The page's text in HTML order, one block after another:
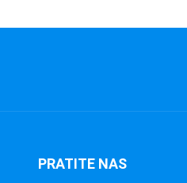
PRATITE NAS